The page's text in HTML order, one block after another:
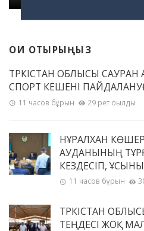
ОҚИ ОТЫРЫҢЫЗ
ТҮРКІСТАН ОБЛЫСЫ
СПОРТ КЕШЕНІ
11 часов бұрын 29 рет оқылды
НҰРАЛХАН
АУДАНЫНЫҢ
КЕЗДЕСІП,
11 часов бұрын
ТҮРКІСТАН
ТЕҢДЕСІ ЖОҚ